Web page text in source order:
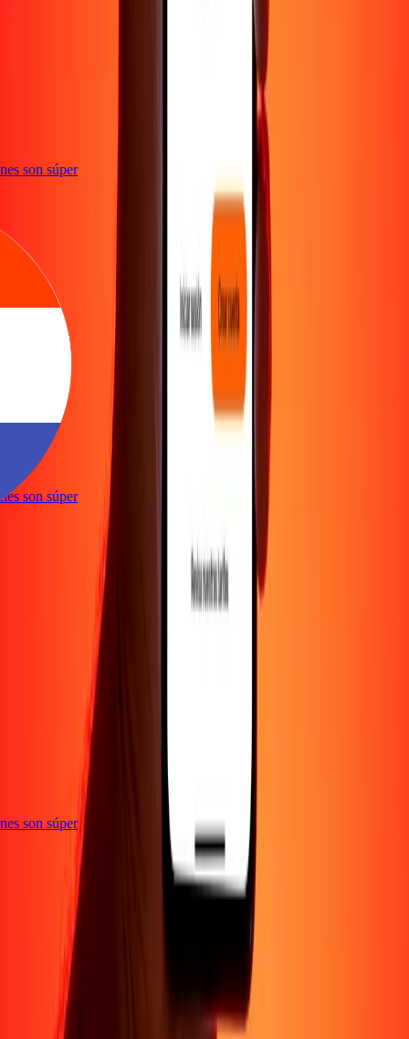
son súper
son súper
son súper
Blog Corporativo
Política de privacidad
Aviso de cookiesTérminos y